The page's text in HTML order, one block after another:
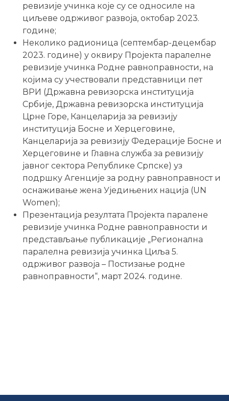
ревизије учинка које су се односиле на
циљеве одрживог развоја, октобар 2023.
године;
Неколико радионица (септембар-децембар
2023. године) у оквиру Пројекта паралелне
ревизије учинка Родне равноправности, на
којима су учествовали представници пет
ВРИ (Државна ревизорска институција
Србије, Државна ревизорска институција
Црне Горе, Канцеларија за ревизију
институција Босне и Херцеговине,
Канцеларија за ревизију Федерације Босне и
Херцеговине и Главна служба за ревизију
јавног сектора Републике Српске) уз
подршку Агенције за родну равноправност и
оснаживање жена Уједињених нација (UN
Women);
Презентација резултата Пројекта паралене
ревизије учинка Родне равноправности и
представљање публикације „Регионална
паралелна ревизија учинка Циља 5.
одрживог развоја – Постизање родне
равноправности“, март 2024. године.